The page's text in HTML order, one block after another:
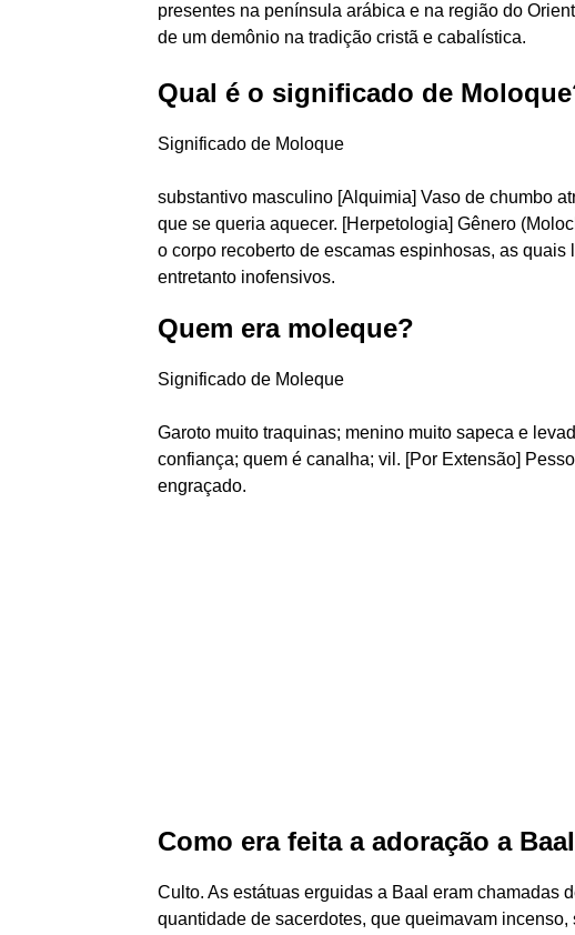
presentes na península arábica e na região do
de um demônio na tradição cristã e cabalística.
Qual é o significado de
Significado de Moloque
substantivo masculino [Alquimia] Vaso de chumbo
que se queria aquecer. [Herpetologia] Gênero
o corpo recoberto de escamas espinhosas, as
entretanto inofensivos.
Quem era moleque?
Significado de Moleque
Garoto muito traquinas; menino muito sapeca e
confiança; quem é canalha; vil. [Por Extensão]
engraçado.
Como era feita a adoração a
Culto. As estátuas erguidas a Baal eram chamadas
quantidade de sacerdotes, que queimavam